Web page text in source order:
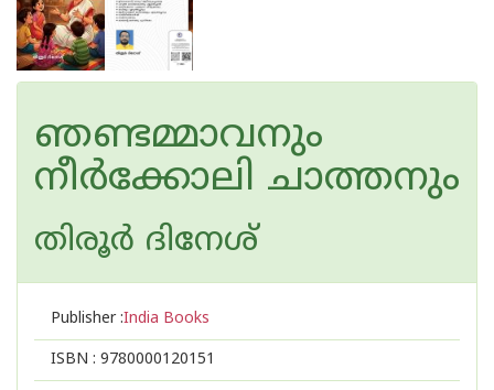
ഞണ്ടമ്മാവനും
നീർക്കോലി ചാത്തനും
തിരൂർ ദിനേശ്
Publisher :India Books
ISBN : 9780000120151